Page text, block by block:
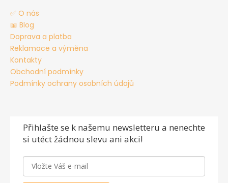
✅ O nás
📖 Blog
Doprava a platba
Reklamace a výměna
Kontakty
Obchodní podmínky
Podmínky ochrany osobních údajů
Přihlašte se k našemu newsletteru a nenechte
si utéct žádnou slevu ani akci!